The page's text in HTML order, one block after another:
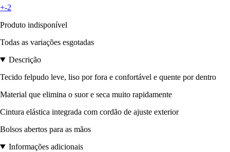
+-2
Produto indisponível
Todas as variações esgotadas
Descrição
Tecido felpudo leve, liso por fora e confortável e quente por dentro
Material que elimina o suor e seca muito rapidamente
Cintura elástica integrada com cordão de ajuste exterior
Bolsos abertos para as mãos
Informações adicionais